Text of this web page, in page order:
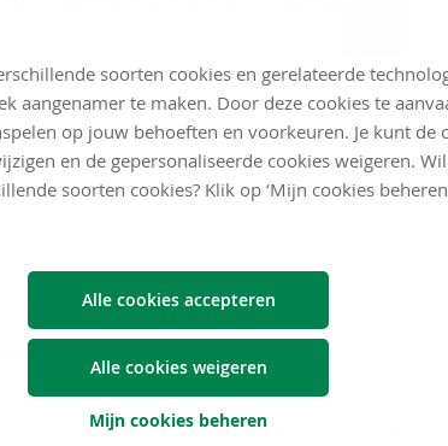
soorten cookies en gerelateerde
aangenamer te maken. Door deze cookies te
op jouw behoeften en voorkeuren. Je kunt de
en de gepersonaliseerde cookies weigeren.
soorten cookies? Klik op ‘Mijn cookies
Alle cookies accepteren
Alle cookies weigeren
Mijn cookies beheren
te werken aan deze campagne?
aan te trekken. Het is motiverend om mee te
staan.’
herkenbaar voor jou?
duidelijk dat je nooit alleen beslist. Sterke
van het hele team. Tegelijk is het essentieel om